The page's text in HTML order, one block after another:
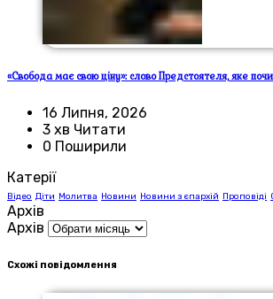
«Свобода має свою ціну»: слово Предстоятеля, яке
16 Липня, 2026
3 хв Читати
0 Поширили
Катерії
Відео Діти Молитва Новини Новини з єпархій Проповіді
Архів
Архів
Схожі повідомлення